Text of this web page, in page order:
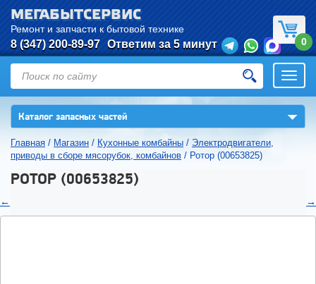
МЕГАБЫТСЕРВИС
Ремонт и запчасти к бытовой технике
8 (347) 200-89-97 Ответим за 5 минут 0
Каталог запасных частей ▼
Главная / Магазин / Кухонные комбайны / Электродвигатели,
приводы в сборе мясорубок, комбайнов / Ротор (00653825)
РОТОР (00653825)
← →